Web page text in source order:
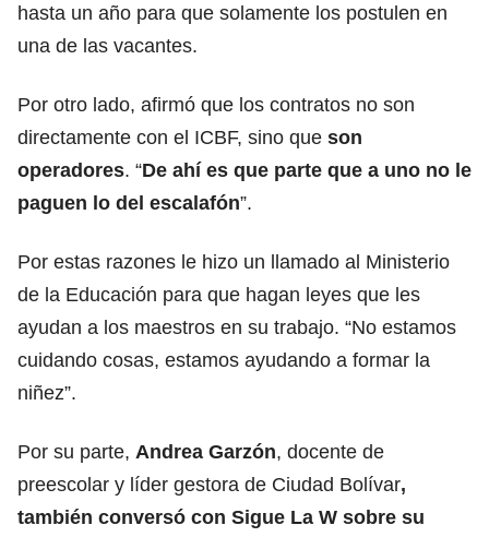
hasta un año para que solamente los postulen en
una de las vacantes.
Por otro lado, afirmó que los contratos no son
directamente con el ICBF, sino que son
operadores. “De ahí es que parte que a uno no le
paguen lo del escalafón”.
Por estas razones le hizo un llamado al Ministerio
de la Educación para que hagan leyes que les
ayudan a los maestros en su trabajo. “No estamos
cuidando cosas, estamos ayudando a formar la
niñez”.
Por su parte, Andrea Garzón, docente de
preescolar y líder gestora de Ciudad Bolívar,
también conversó con Sigue La W sobre su